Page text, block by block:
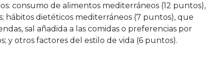
consumo de alimentos mediterráneos (12 puntos),
hábitos dietéticos mediterráneos (7 puntos), que
sal añadida a las comidas o preferencias por
y otros factores del estilo de vida (6 puntos).